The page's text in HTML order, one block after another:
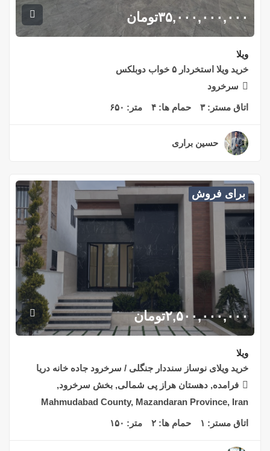
۳۵,۰۰۰,۰۰۰,۰۰۰تومان
ویلا
خرید ویلا استخردار ۵ خواب دوبلکس
سرخرود
اتاق مستر:۳ حمام ها: ۴ متر: ۶۵۰
حسین براری
برای فروش
۲,۵۰۰,۰۰۰,۰۰۰تومان
ویلا
خرید ویلای نوساز سنددار جنگلی / سرخرود جاده خانه دریا
فرامده, دهستان هراز پی شمالی, بخش سرخرود,
Mahmudabad County, Mazandaran Province, Iran
اتاق مستر: ۱ حمام ها: ۲ متر: ۱۵۰